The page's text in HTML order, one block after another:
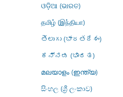
ଓଡ଼ିଆ (ଭାରତ)
தமிழ் (இந்தியா)
తెలుగు (భారతదేశం)
ಕನ್ನಡ (ಭಾರತ)
മലയാളം (ഇന്ത്യ)
සිංහල (ශ්‍රී ලංකාව)